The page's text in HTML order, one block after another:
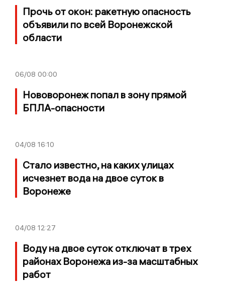
Прочь от окон: ракетную опасность
объявили по всей Воронежской
области
06/08 00:00
Нововоронеж попал в зону прямой
БПЛА-опасности
04/08 16:10
Стало известно, на каких улицах
исчезнет вода на двое суток в
Воронеже
04/08 12:27
Воду на двое суток отключат в трех
районах Воронежа из-за масштабных
работ